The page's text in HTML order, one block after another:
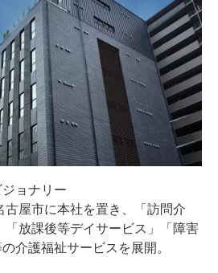
ョナリー
古屋市に本社を置き、「訪問介
「放課後等デイサービス」「障害
介護福祉サービスを展開。